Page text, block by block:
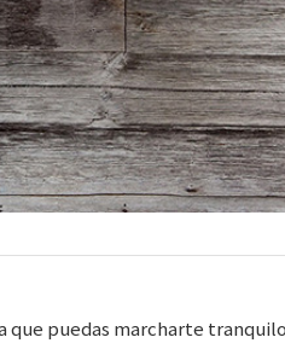
que puedas marcharte